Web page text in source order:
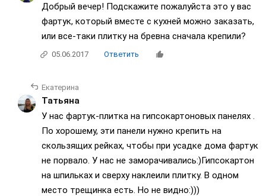
Добрый вечер! Подскажите пожалуйста это у вас
фартук, который вместе с кухней можно заказать,
или все-таки плитку на бревна сначала крепили?
05.06.2017 Ответить
Екатерина
Татьяна
У нас фартук-плитка на гипсокартоновых панелях .
По хорошему, эти панели нужно крепить на
скользящих рейках, чтобы при усадке дома фартук
не порвало. У нас не заморачивались:)Гипсокартон
на шпильках и сверху наклеили плитку. В одном
место трещинка есть. Но не видно:)))